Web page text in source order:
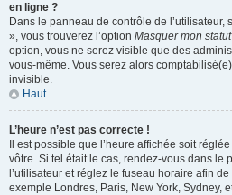
en ligne ?
Dans le panneau de contrôle de l’utilisateur,
», vous trouverez l’option Masquer mon
option, vous ne serez visible que des
vous-même. Vous serez alors
invisible.
Haut
L’heure n’est pas correcte !
Il est possible que l’heure affichée soit
vôtre. Si tel était le cas, rendez-vous dans le
l’utilisateur et réglez le fuseau horaire afin
exemple Londres, Paris, New York, Sydney,